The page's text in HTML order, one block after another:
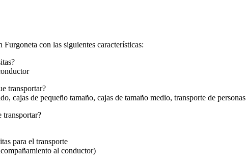
con las siguientes características:
transportar?
cajas de pequeño tamaño, cajas de tamaño medio, transporte de personas
transportar?
para el transporte
al conductor)